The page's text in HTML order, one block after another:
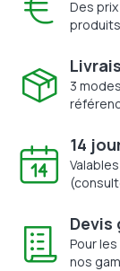
Des
produits.
3
14
Pour
nos